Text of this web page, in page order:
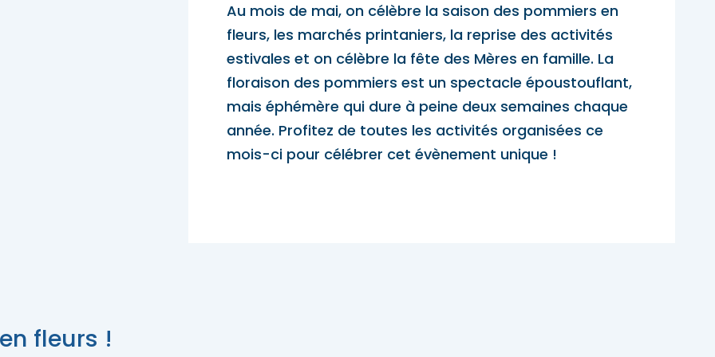
Trouvez des escapades
Au mois de mai, on célèbre la saison des pommiers en
fleurs, les marchés printaniers, la reprise des activités
estivales et on célèbre la fête des Mères en famille. La
floraison des pommiers est un spectacle époustouflant,
mais éphémère qui dure à peine deux semaines chaque
année. Profitez de toutes les activités organisées ce
mois-ci pour célébrer cet évènement unique !
fleurs !